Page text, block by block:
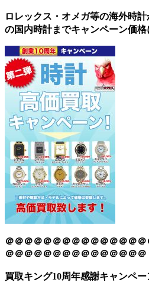
ロレックス・オメガ等の海外時
の国内時計までキャンペーン価
＠＠＠＠＠＠＠＠＠＠＠＠＠＠
＠＠＠＠＠＠＠＠＠＠＠＠＠＠＠
買取キング10周年感謝キャンペー